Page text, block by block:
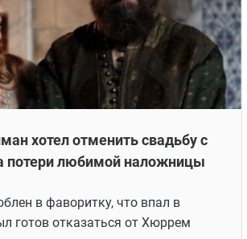
хотел отменить свадьбу с
потери любимой наложницы
в фаворитку, что впал в
готов отказаться от Хюррем